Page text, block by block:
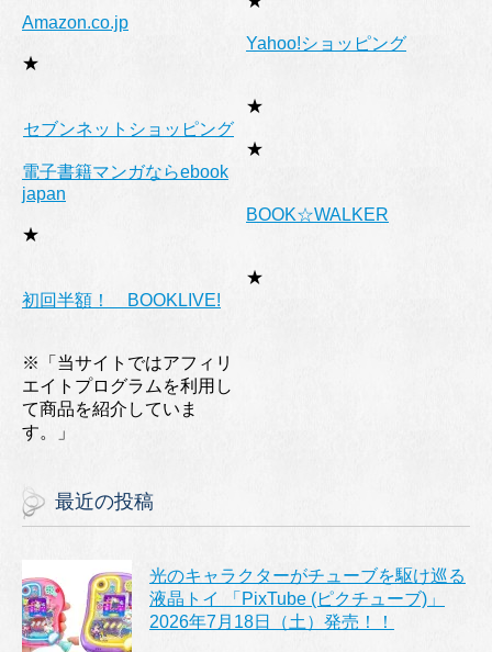
Amazon.co.jp
★
Yahoo!ショッピング
★
セブンネットショッピング
★
電子書籍マンガならebook
japan
★
BOOK☆WALKER
★
初回半額！ BOOKLIVE!
※「当サイトではアフィリ
エイトプログラムを利用し
て商品を紹介していま
す。」
最近の投稿
光のキャラクターがチューブを駆け巡る
液晶トイ 「PixTube (ピクチューブ)」
2026年7月18日（土）発売！！